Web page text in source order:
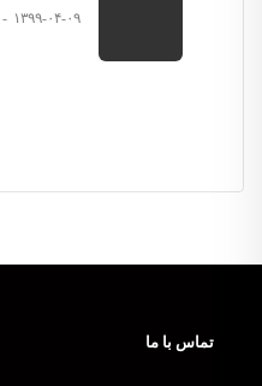
۱۳۹۹-۰۴-۰۹
تماس با ما